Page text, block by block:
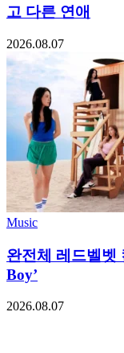
고 다른 연애
2026.08.07
Music
완전체 레드벨벳
Boy’
2026.08.07